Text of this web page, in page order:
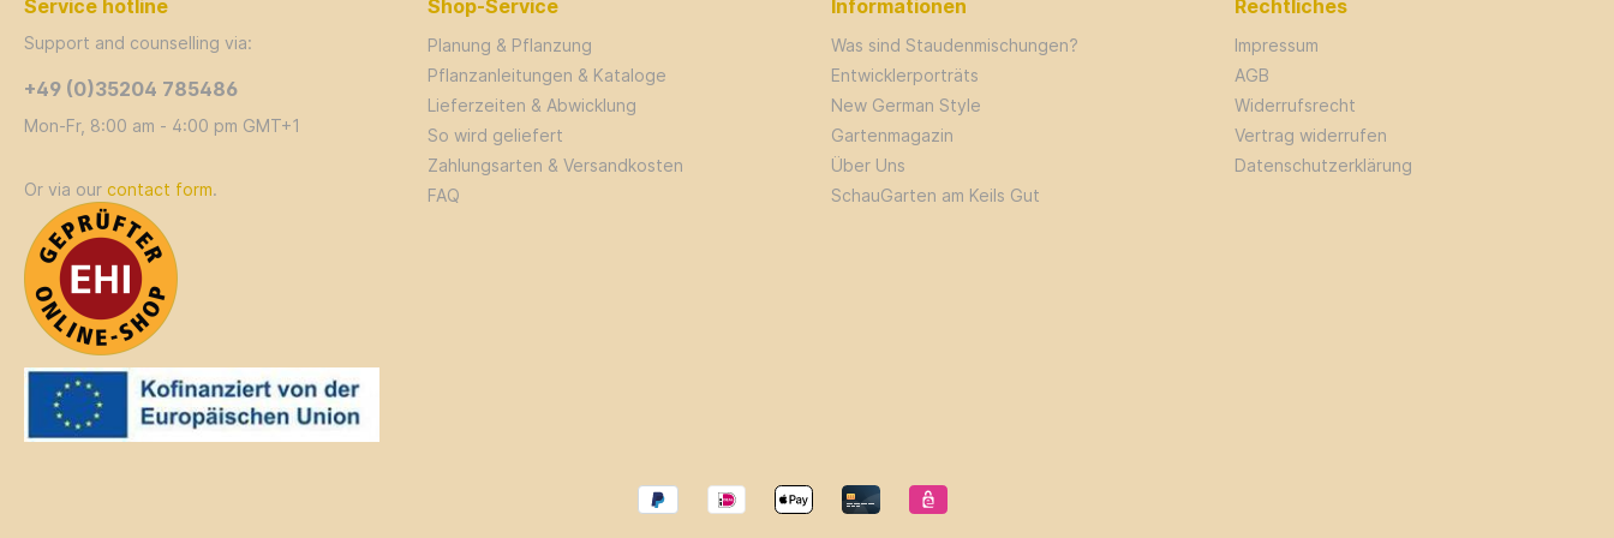
Service hotline
Support and counselling via:
+49 (0)35204 785486
Mon-Fr, 8:00 am - 4:00 pm GMT+1
Or via our contact form.
Shop-Service
Planung & Pflanzung
Pflanzanleitungen & Kataloge
Lieferzeiten & Abwicklung
So wird geliefert
Zahlungsarten & Versandkosten
FAQ
Informationen
Was sind Staudenmischungen?
Entwicklerporträts
New German Style
Gartenmagazin
Über Uns
SchauGarten am Keils Gut
Rechtliches
Impressum
AGB
Widerrufsrecht
Vertrag widerrufen
Datenschutzerklärung